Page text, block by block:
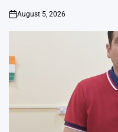
on
August 5, 2026